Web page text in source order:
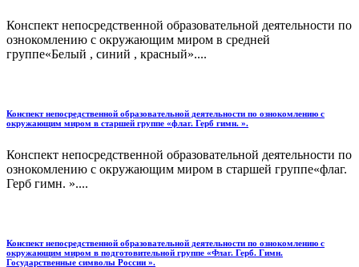
Конспект непосредственной образовательной деятельности по
ознокомлению с окружающим миром в средней
группе«Белый , синий , красный»....
Конспект непосредственной образовательной деятельности по ознокомлению с
окружающим миром в старшей группе «флаг. Герб гимн. ».
Конспект непосредственной образовательной деятельности по
ознокомлению с окружающим миром в старшей группе«флаг.
Герб гимн. »....
Конспект непосредственной образовательной деятельности по ознокомлению с
окружающим миром в подготовительной группе «Флаг. Герб. Гимн.
Государственные символы России ».